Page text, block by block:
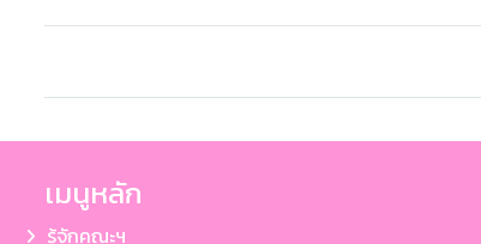
เมนูหลัก
รู้จักคณะฯ